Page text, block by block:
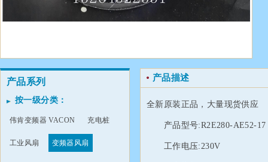
产品系列
按一级分类：
伟肯变频器 VACON 充电桩
工业风扇 变频器风扇
产品描述
全新原装正品，大量现货供应
产品型号:R2E280-AE52-17
工作电压:230V